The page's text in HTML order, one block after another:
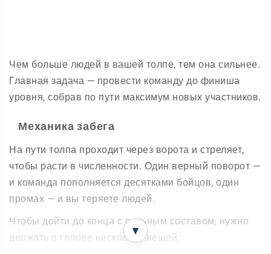
Чем больше людей в вашей толпе, тем она сильнее.
Главная задача — провести команду до финиша
уровня, собрав по пути максимум новых участников.
Механика забега
На пути толпа проходит через ворота и стреляет,
чтобы расти в численности. Один верный поворот —
и команда пополняется десятками бойцов, один
промах — и вы теряете людей.
Чтобы дойти до конца с сильным составом, нужно
держать в голове несколько вещей:
▼